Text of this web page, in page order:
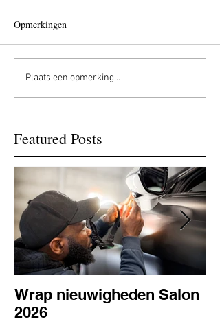
Opmerkingen
Plaats een opmerking...
Featured Posts
Wrap nieuwigheden Salon
2026